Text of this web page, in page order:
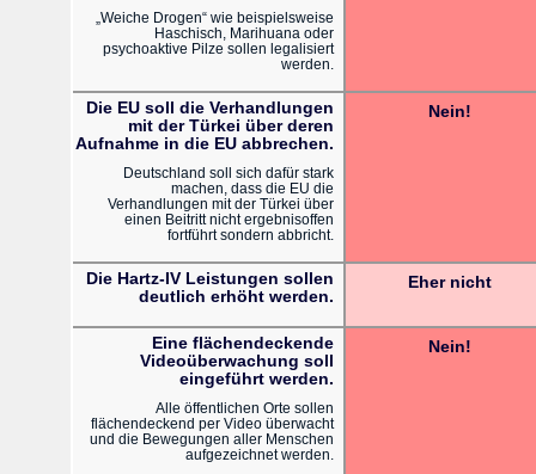
„Weiche Drogen“ wie beispielsweise
Haschisch, Marihuana oder
psychoaktive Pilze sollen legalisiert
werden.
Die EU soll die Verhandlungen
mit der Türkei über deren
Aufnahme in die EU abbrechen.
Deutschland soll sich dafür stark
machen, dass die EU die
Verhandlungen mit der Türkei über
einen Beitritt nicht ergebnisoffen
fortführt sondern abbricht.
Nein!
Die Hartz-IV Leistungen sollen
deutlich erhöht werden.
Eher nicht
Eine flächendeckende
Videoüberwachung soll
eingeführt werden.
Alle öffentlichen Orte sollen
flächendeckend per Video überwacht
und die Bewegungen aller Menschen
aufgezeichnet werden.
Nein!